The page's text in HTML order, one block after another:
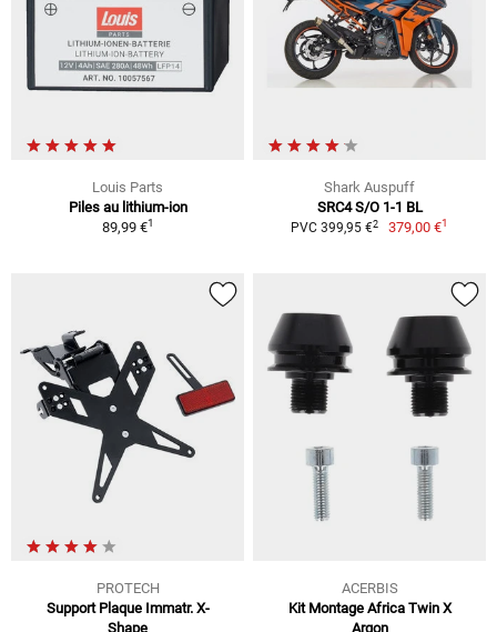
Louis Parts
Piles au lithium-ion
89,99 €1
Shark Auspuff
SRC4 S/O 1-1 BL
PVC 399,95 €2 379,00 €1
PROTECH
Support Plaque Immatr. X-
Shape
ACERBIS
Kit Montage Africa Twin X
Argon